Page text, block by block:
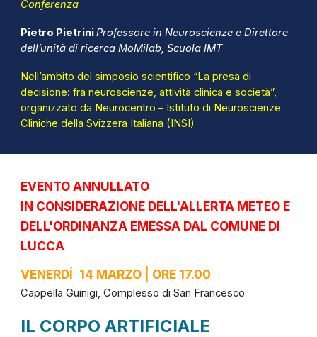
Conferenza
Pietro PietriniProfessore in Neuroscienze e Direttore
dell’unità di ricerca MoMilab, Scuola IMT
Nell’ambito del simposio scientifico “La presa di
decisione: fra neuroscienze, attività clinica e società”,
organizzato da Neurocentro – Istituto di Neuroscienze
Cliniche della Svizzera Italiana (INSI)
EVENTOANNULLATO
IN CONSIDERAZIONE DELL'ALLERTA METEO E
DELL'ORDINANZA EMESSA DAL COMUNE DI
LUCCA
VENERDÍ 14 MARZO | ORE 17.00
Cappella Guinigi, Complesso di San Francesco
IL CORPO ARTIFICIALE